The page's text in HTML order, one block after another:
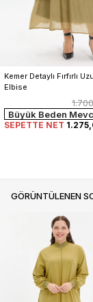
GÖRÜNTÜLENEN
Kemer Detaylı Fırfırlı
Elbise
Büyük Beden
SEPETTE NET